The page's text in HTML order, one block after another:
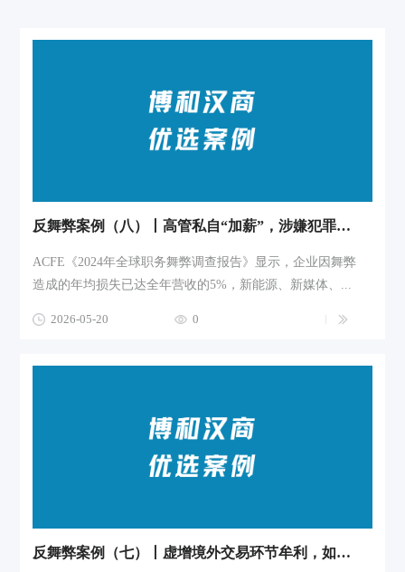
反舞弊案例（八）丨高管私自“加薪”，涉嫌犯罪？企业如何启动控告？
ACFE《2024年全球职务舞弊调查报告》显示，企业因舞弊
造成的年均损失已达全年营收的5%，新能源、新媒体、...
2026-05-20 0
反舞弊案例（七）丨虚增境外交易环节牟利，如何定性？企业如何监控约束？